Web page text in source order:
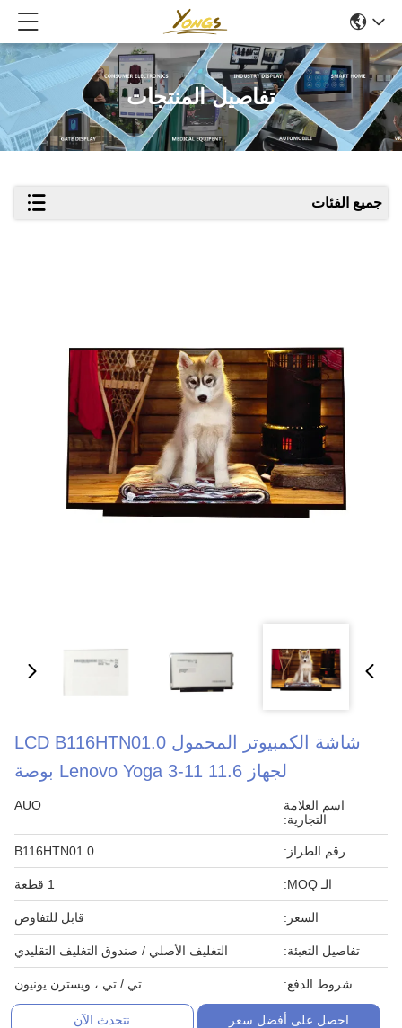
تفاصيل المنتجات
جميع الفئات
شاشة الكمبيوتر المحمول LCD B116HTN01.0
لجهاز Lenovo Yoga 3-11 11.6 بوصة
اسم العلامة
التجارية:
AUO
رقم الطراز: B116HTN01.0
الـ MOQ: 1 قطعة
السعر: قابل للتفاوض
تفاصيل التعبئة: التغليف الأصلي / صندوق التغليف التقليدي
شروط الدفع: تي / تي ، ويسترن يونيون
احصل على أفضل سعر نتحدث الآن